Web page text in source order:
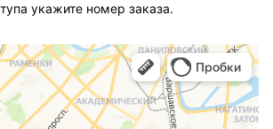
укажите номер заказа.